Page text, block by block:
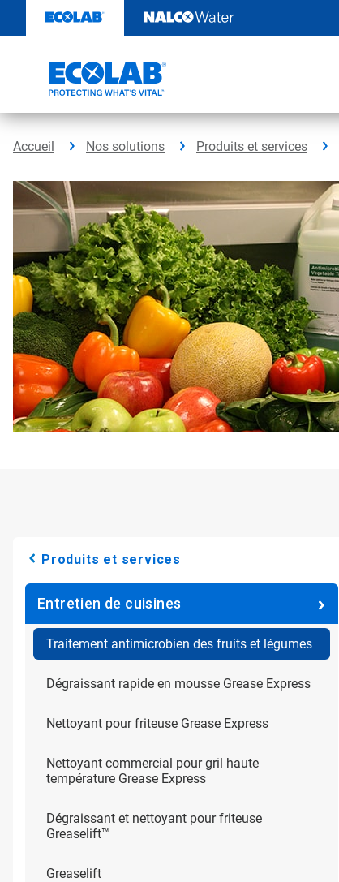
contenu​​​​​​​
Accueil Nos solutions Produits et services
Produits et services
Entretien de cuisines
Traitement antimicrobien des fruits et légumes
Dégraissant rapide en mousse Grease Express
Nettoyant pour friteuse Grease Express
Nettoyant commercial pour gril haute
température Grease Express
Dégraissant et nettoyant pour friteuse
Greaselift™
Greaselift